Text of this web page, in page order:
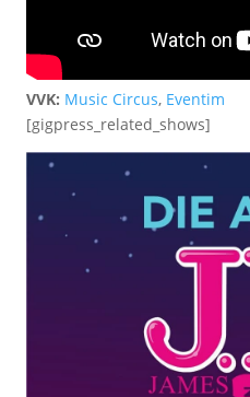
VVK: Music Circus, Eventim
[gigpress_related_shows]